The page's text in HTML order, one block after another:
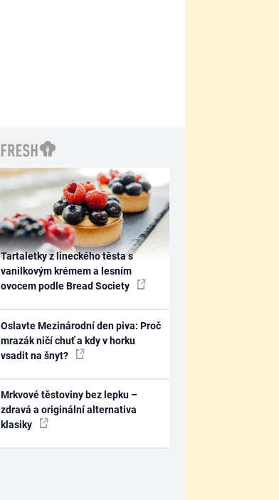
Tartaletky z lineckého těsta s
vanilkovým krémem a lesním
ovocem podle Bread Society
Oslavte Mezinárodní den piva: Proč
mrazák ničí chuť a kdy v horku
vsadit na šnyt?
Mrkvové těstoviny bez lepku –
zdravá a originální alternativa
klasiky